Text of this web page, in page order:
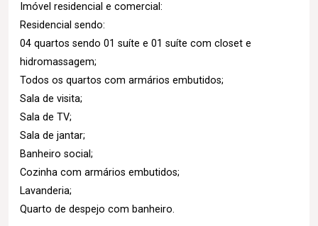
Imóvel residencial e comercial:
Residencial sendo:
04 quartos sendo 01 suíte e 01 suíte com closet e
hidromassagem;
Todos os quartos com armários embutidos;
Sala de visita;
Sala de TV;
Sala de jantar;
Banheiro social;
Cozinha com armários embutidos;
Lavanderia;
Quarto de despejo com banheiro.